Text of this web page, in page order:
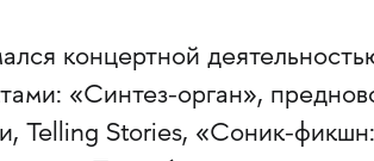
концертной
«Синтез-орган»,
Telling Stories, «Соник-